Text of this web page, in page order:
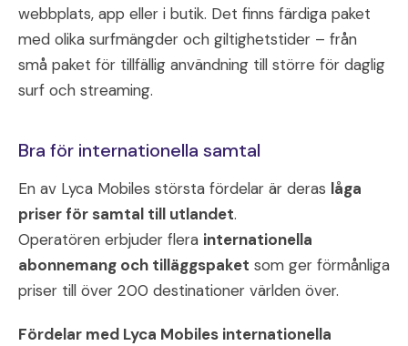
webbplats, app eller i butik. Det finns färdiga paket
med olika surfmängder och giltighetstider – från
små paket för tillfällig användning till större för daglig
surf och streaming.
Bra för internationella samtal
En av Lyca Mobiles största fördelar är deras låga
priser för samtal till utlandet.
Operatören erbjuder flera internationella
abonnemang och tilläggspaket som ger förmånliga
priser till över 200 destinationer världen över.
Fördelar med Lyca Mobiles internationella